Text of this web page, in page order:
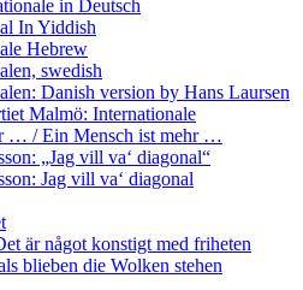
in Deutsch
In Yiddish
Hebrew
swedish
Danish version by Hans Laursen
Malmö: Internationale
… / Ein Mensch ist mehr …
„Jag vill va‘ diagonal“
Jag vill va‘ diagonal
är något konstigt med friheten
blieben die Wolken stehen